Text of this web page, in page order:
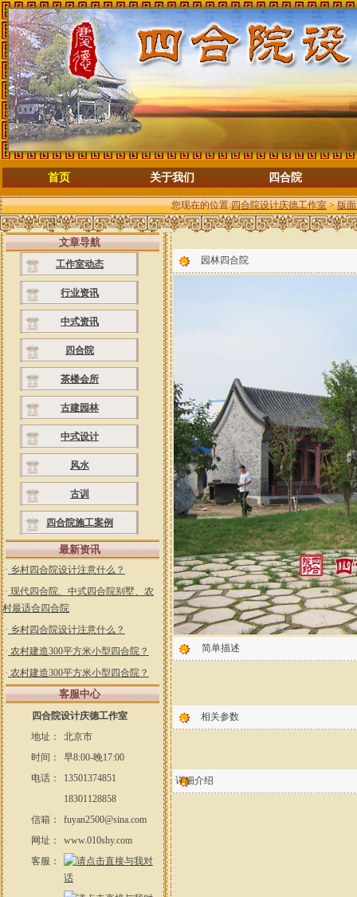
首页 关于我们 四合院
您现在的位置:四合院设计庆德工作室>版
文章导航
工作室动态
行业资讯
中式资讯
四合院
茶楼会所
古建园林
中式设计
风水
古训
四合院施工案例
最新资讯
· 乡村四合院设计注意什么？
· 现代四合院、中式四合院别墅、农
村最适合四合院
· 乡村四合院设计注意什么？
· 农村建造300平方米小型四合院？
· 农村建造300平方米小型四合院？
客服中心
四合院设计庆德工作室
地址：
北京市
时间：
早8:00-晚17:00
电话：
13501374851
18301128858
信箱：
fuyan2500@sina.com
网址：
www.010shy.com
客服：
园林四合院
简单描述
相关参数
详细介绍